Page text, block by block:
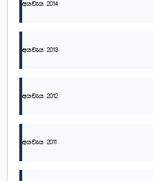
අයවැය 2014
අයවැය 2013
අයවැය 2012
අයවැය 2011